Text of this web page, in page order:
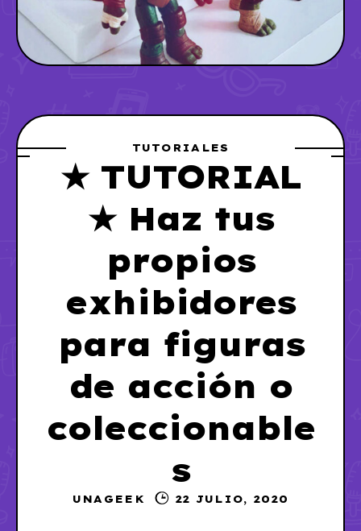
TUTORIALES
★ TUTORIAL
★ Haz tus
propios
exhibidores
para figuras
de acción o
coleccionable
s
UNAGEEK 22 JULIO, 2020